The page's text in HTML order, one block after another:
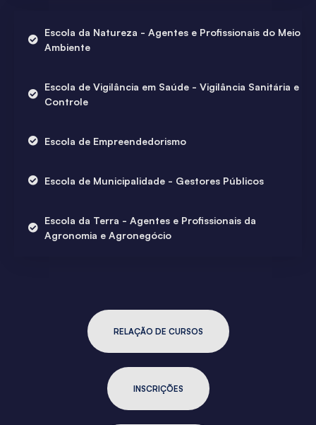
Escola da Natureza - Agentes e Profissionais do Meio
Ambiente
Escola de Vigilância em Saúde - Vigilância Sanitária e
Controle
Escola de Empreendedorismo
Escola de Municipalidade - Gestores Públicos
Escola da Terra - Agentes e Profissionais da
Agronomia e Agronegócio
RELAÇÃO DE CURSOS
INSCRIÇÕES